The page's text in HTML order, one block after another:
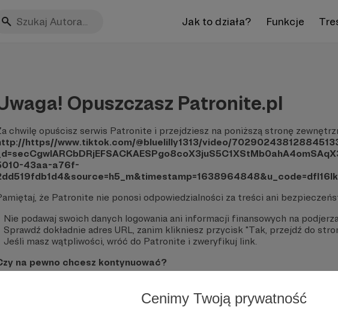
Cenimy Twoją prywatność
Jak to działa? Funkcje
Opuszczasz Patronite.pl
chwilę opuścisz serwis Patronite i przejdziesz na poniższą stronę
https//www.tiktok.com/@bluelilly1313/video/
43aa-a76f-
że Patronite nie ponosi odpowiedzialności za treści ani
Nie podawaj swoich danych logowania ani informacji finansowych na
Sprawdź dokładnie adres URL, zanim klikniesz przycisk "Tak, przejdź do
Jeśli masz wątpliwości, wróć do Patronite i zweryfikuj link.
na pewno chcesz kontynuować?
Pozostań na Patronite